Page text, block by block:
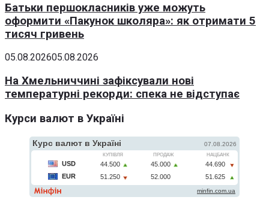
Батьки першокласників уже можуть
оформити «Пакунок школяра»: як отримати 5
тисяч гривень
05.08.202605.08.2026
На Хмельниччині зафіксували нові
температурні рекорди: спека не відступає
Курси валют в Україні